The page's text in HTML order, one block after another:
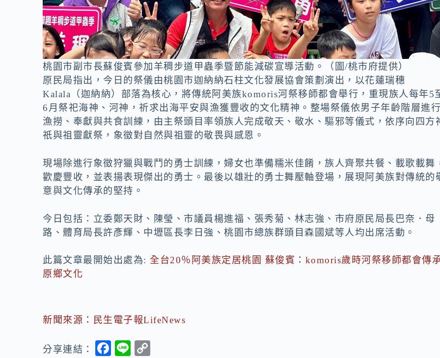
桃園市副市長蘇俊賓參加羊稠步道甲蟲季暨節能減碳宣導活動。（圖/桃市府提供）
原民局指出，今日的祭儀由桃園市迦納納石柱文化發展協會策劃演出，以花蓮瑞穗
Kalala（迦納納）部落為核心，將傳統阿美族komoris河祭移師都會舉行，重現族人每年5
6月祭祀海神、河神，祈求出海平安與漁獲豐收的文化精神。整場祭儀依男子年齡階層進
漁撈、奉獻與共食訓練，由主祭頭目率領族人完成敬天、敬水、驅邪等儀式，依序向四方
祇與祖靈獻祭，象徵對自然與祖靈的敬畏與感恩。
現場除進行象徵狩獵與戰鬥的勇士訓練，婦女也準備糯米佳餚，族人齊聚共餐、載歌載舞
歡慶豐收，並表揚表現傑出的勇士。最後以雄壯的勇士舞壓軸登場，展現阿美族對傳統的
意與文化傳承的堅持。
今日包括：立委鄭天財、陳瑩、市議員楊進福、張秀菊、林志強、市府原民局長巴奈．母
路、體育局長許彥輝、中壢區長李日強、桃園市總族群頭目森國斌等人均出席活動。
此篇文章最開始出處為: 全台20％阿美族定居桃園 蘇俊賓：komoris歲時河祭移師都會傳
原鄉文化
新聞來源：民生電子報LifeNews
分享連結：
F
Li